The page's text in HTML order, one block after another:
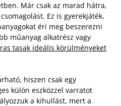
Már csak az marad hátra,
Ez is gyerekjáték,
éri meg beszerezni
műanyag alkatrész vagy
tasak ideális körülményeket
hiszen csak egy
külön eszközzel varratot
a kihullást, mert a